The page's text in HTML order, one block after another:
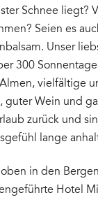
Schnee liegt?
Seien es
Unser
300
Almen, vielfältige
guter Wein und
zurück und
lange
in den
Hotel